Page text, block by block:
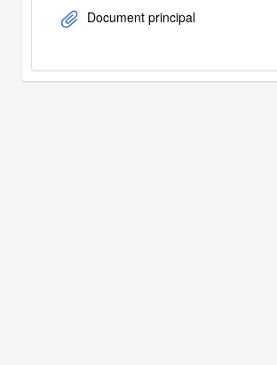
Document principal